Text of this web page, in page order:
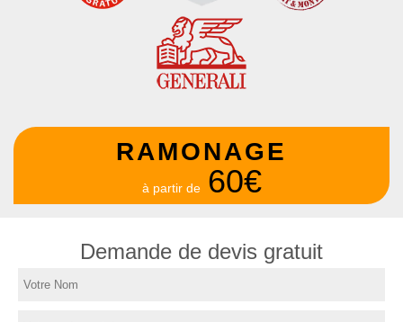
RAMONAGE
à partir de 60€
Demande de devis gratuit